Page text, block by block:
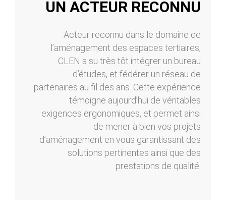
UN ACTEUR RECONNU
Acteur reconnu dans le domaine de
l’aménagement des espaces tertiaires,
CLEN a su très tôt intégrer un bureau
d’études, et fédérer un réseau de
partenaires au fil des ans. Cette expérience
témoigne aujourd’hui de véritables
exigences ergonomiques, et permet ainsi
de mener à bien vos projets
d’aménagement en vous garantissant des
solutions pertinentes ainsi que des
prestations de qualité.